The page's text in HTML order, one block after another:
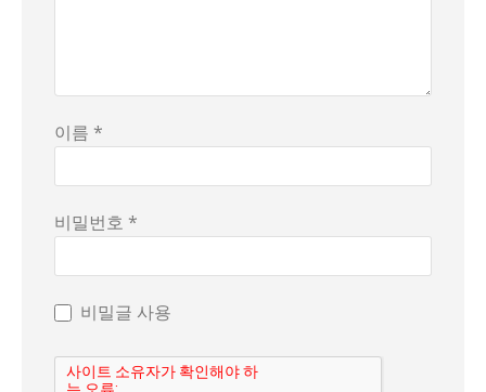
이름 *
비밀번호 *
비밀글 사용